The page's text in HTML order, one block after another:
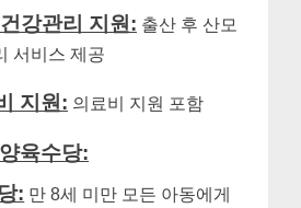
강관리 지원: 출산 후 산모
서비스 제공
지원: 의료비 지원 포함
육수당:
: 만 8세 미만 모든 아동에게